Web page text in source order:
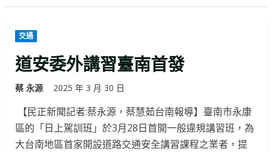
交通
道安委外講習臺南首發
蔡 永源 2025 年 3 月 30 日
【民正新聞記者:蔡永源，蔡慧茹台南報導】臺南市永康
區的「日上駕訓班」於3月28日首開一般違規講習班，為
大台南地區首家開設道路交通安全講習課程之業者，提